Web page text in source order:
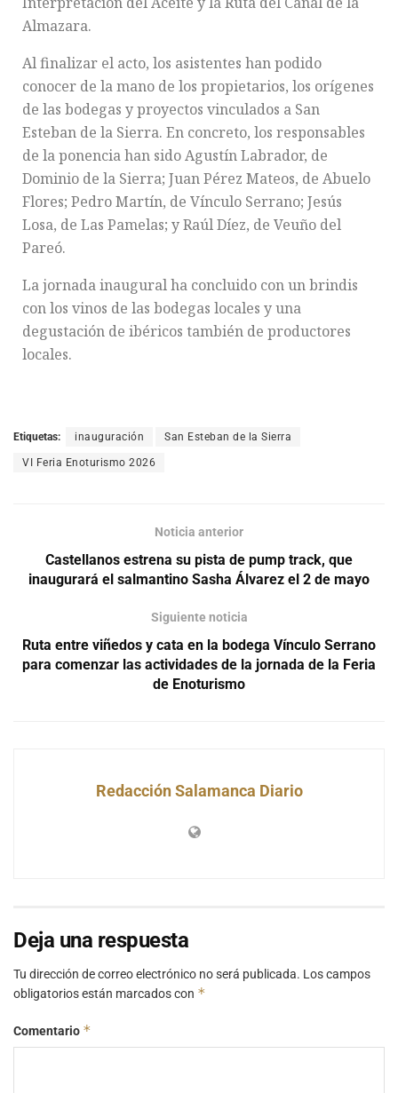
Almazara.
Al finalizar el acto, los asistentes han podido
conocer de la mano de los propietarios, los orígenes
de las bodegas y proyectos vinculados a San
Esteban de la Sierra. En concreto, los responsables
de la ponencia han sido Agustín Labrador, de
Dominio de la Sierra; Juan Pérez Mateos, de Abuelo
Flores; Pedro Martín, de Vínculo Serrano; Jesús
Losa, de Las Pamelas; y Raúl Díez, de Veuño del
Pareó.
La jornada inaugural ha concluido con un brindis
con los vinos de las bodegas locales y una
degustación de ibéricos también de productores
locales.
Etiquetas: inauguración San Esteban de la Sierra
VI Feria Enoturismo 2026
Noticia anterior
Castellanos estrena su pista de pump track, que
inaugurará el salmantino Sasha Álvarez el 2 de mayo
Siguiente noticia
Ruta entre viñedos y cata en la bodega Vínculo Serrano
para comenzar las actividades de la jornada de la Feria
de Enoturismo
Redacción Salamanca Diario
Deja una respuesta
Tu dirección de correo electrónico no será publicada. Los campos
obligatorios están marcados con *
Comentario *